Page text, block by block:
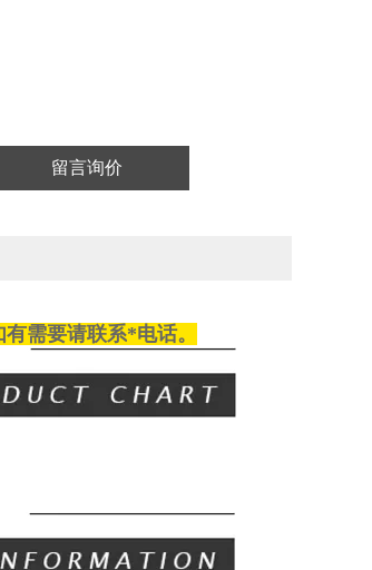
板均用耐磨高铬合金材料制造。结构简
架上，支架上端安放轴承体，轴承体靠
采
留言询价
有需要请联系*电话。